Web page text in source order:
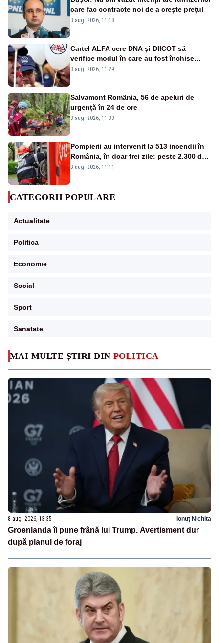
MAI MULTE ȘTIRI DIN POLITICA
8 aug. 2026, 13:35 Ionuț Nichita
Groenlanda îi pune frână lui Trump. Avertisment dur
după planul de foraj
care fac contracte noi de a crește prețul
3 aug. 2026, 11:18
Cartel ALFA cere DNA și DIICOT să
verifice modul în care au fost închise
centralele pe cărbune
3 aug. 2026, 11:29
Salvamont România, 56 de apeluri de
urgență în 24 de ore
3 aug. 2026, 11:33
Pompierii au intervenit la 513 incendii în
România, în doar trei zile: peste 2.300 de
hectare de teren au fost afectate
3 aug. 2026, 11:11
CATEGORII POPULARE
Actualitate
Politica
Economie
Social
Sport
Sanatate